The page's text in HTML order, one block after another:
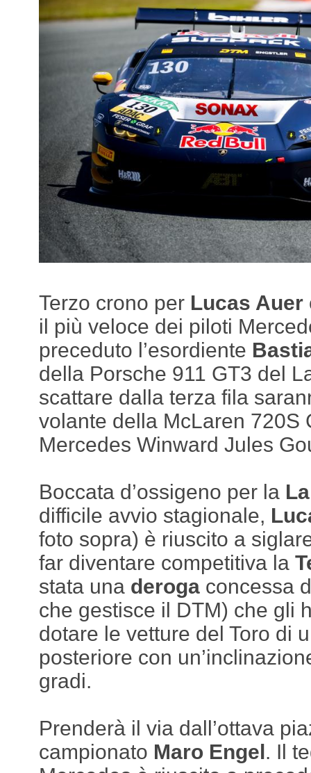
Terzo crono per Lucas Auer
il più veloce dei piloti
preceduto l’esordiente
della Porsche 911 GT3 del
scattare dalla terza fila
volante della McLaren 720S
Mercedes Winward Jules
Boccata d’ossigeno per la
difficile avvio stagionale,
foto sopra) è riuscito a
far diventare competitiva la
stata una deroga concessa
che gestisce il DTM) che gli
dotare le vetture del Toro di
posteriore con
gradi.
Prenderà il via dall’ottava
campionato Maro Engel . Il